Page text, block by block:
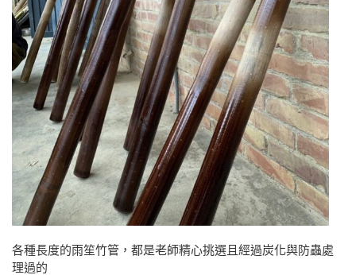
各種長度的雨笙竹管，都是老師精心挑選且經過炭化與防蟲處
理過的